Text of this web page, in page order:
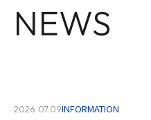
NEWS
2026.07.09INFORMATION